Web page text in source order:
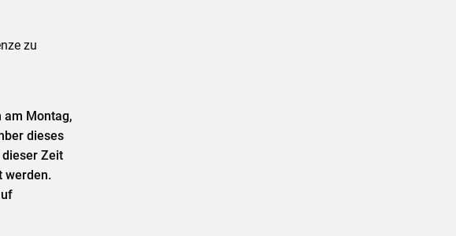
zu
am Montag,
dieses
Zeit
werden.